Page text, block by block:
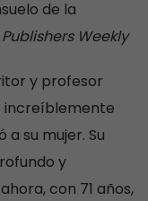
de la
Publishers Weekly
y profesor
increíblemente
su mujer. Su
y
con 71 años,